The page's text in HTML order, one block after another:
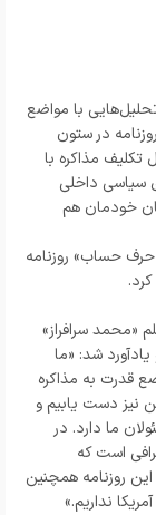
با مواضع
در ستون
۱۳۶۹ با عنوان «اول تکلیف مذاکره با
سیاسی داخلی
خودمان هم
حرف حساب» روزنامه
«محمد سرافراز»
شد: «ما
قدرت به مذاکره
نیز دست یابیم و
ما دارد. در
است که
روزنامه همچنین
نداریم.»